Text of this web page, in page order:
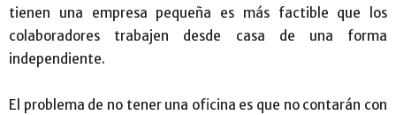
tienen una empresa pequeña es más factible que los
colaboradores trabajen desde casa de una forma
independiente.
El problema de no tener una oficina es que no contarán con